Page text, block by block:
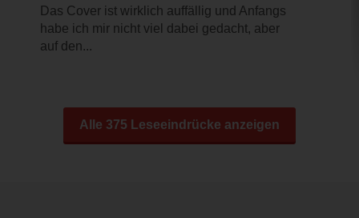
Das Cover ist wirklich auffällig und Anfangs
habe ich mir nicht viel dabei gedacht, aber
auf den...
Alle 375 Leseeindrücke anzeigen